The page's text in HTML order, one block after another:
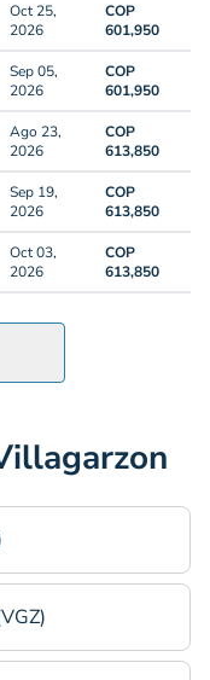
Oct 25,
2026
COP
601,950
Sep 05,
2026
COP
601,950
Ago 23,
2026
COP
613,850
Sep 19,
2026
COP
613,850
Oct 03,
2026
COP
613,850